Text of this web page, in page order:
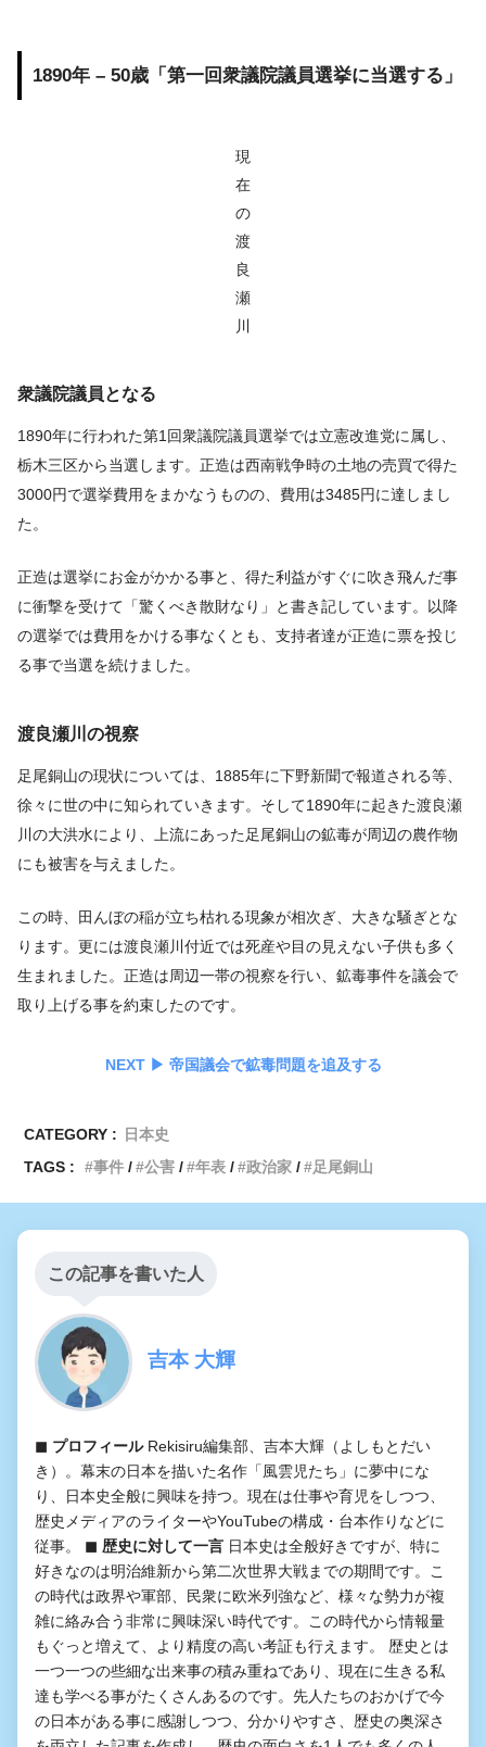
1890年 – 50歳「第一回衆議院議員選挙に当選する」
現
在
の
渡
良
瀬
川
衆議院議員となる
1890年に行われた第1回衆議院議員選挙では立憲改進党に属し、
栃木三区から当選します。正造は西南戦争時の土地の売買で得た
3000円で選挙費用をまかなうものの、費用は3485円に達しまし
た。
正造は選挙にお金がかかる事と、得た利益がすぐに吹き飛んだ事
に衝撃を受けて「驚くべき散財なり」と書き記しています。以降
の選挙では費用をかける事なくとも、支持者達が正造に票を投じ
る事で当選を続けました。
渡良瀬川の視察
足尾銅山の現状については、1885年に下野新聞で報道される等、
徐々に世の中に知られていきます。そして1890年に起きた渡良瀬
川の大洪水により、上流にあった足尾銅山の鉱毒が周辺の農作物
にも被害を与えました。
この時、田んぼの稲が立ち枯れる現象が相次ぎ、大きな騒ぎとな
ります。更には渡良瀬川付近では死産や目の見えない子供も多く
生まれました。正造は周辺一帯の視察を行い、鉱毒事件を議会で
取り上げる事を約束したのです。
NEXT ▶︎ 帝国議会で鉱毒問題を追及する
CATEGORY :
日本史
TAGS :
事件 公害 年表 政治家 足尾銅山
この記事を書いた人
吉本 大輝
◼︎ プロフィールRekisiru編集部、吉本大輝（よしもとだい
き）。幕末の日本を描いた名作「風雲児たち」に夢中にな
り、日本史全般に興味を持つ。現在は仕事や育児をしつつ、
歴史メディアのライターやYouTubeの構成・台本作りなどに
従事。 ◼︎ 歴史に対して一言 日本史は全般好きですが、特に
好きなのは明治維新から第二次世界大戦までの期間です。こ
の時代は政界や軍部、民衆に欧米列強など、様々な勢力が複
雑に絡み合う非常に興味深い時代です。この時代から情報量
もぐっと増えて、より精度の高い考証も行えます。 歴史とは
一つ一つの些細な出来事の積み重ねであり、現在に生きる私
達も学べる事がたくさんあるのです。先人たちのおかげで今
の日本がある事に感謝しつつ、分かりやすさ、歴史の奥深さ